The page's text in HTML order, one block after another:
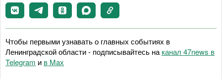
Чтобы первыми узнавать о главных событиях в
Ленинградской области - подписывайтесь на канал 47news в
Telegram и в Maх